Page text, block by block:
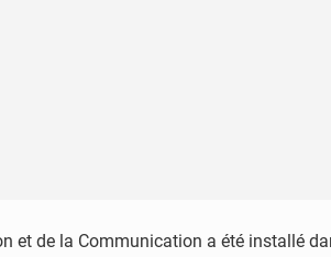
et de la Communication a été installé